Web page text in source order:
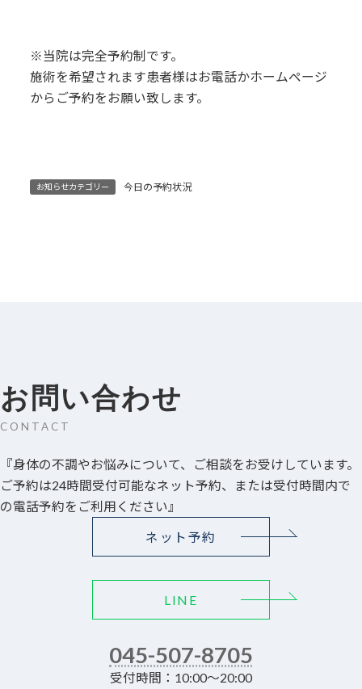
※当院は完全予約制です。
施術を希望されます患者様はお電話かホームページ
からご予約をお願い致します。
お知らせカテゴリー 今日の予約状況
お問い合わせ
CONTACT
『身体の不調やお悩みについて、ご相談をお受けしています。
ご予約は24時間受付可能なネット予約、または受付時間内で
の電話予約をご利用ください』
ネット予約
LINE
045-507-8705
受付時間：10:00～20:00